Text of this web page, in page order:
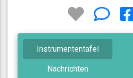
Instrumententafel
Nachrichten